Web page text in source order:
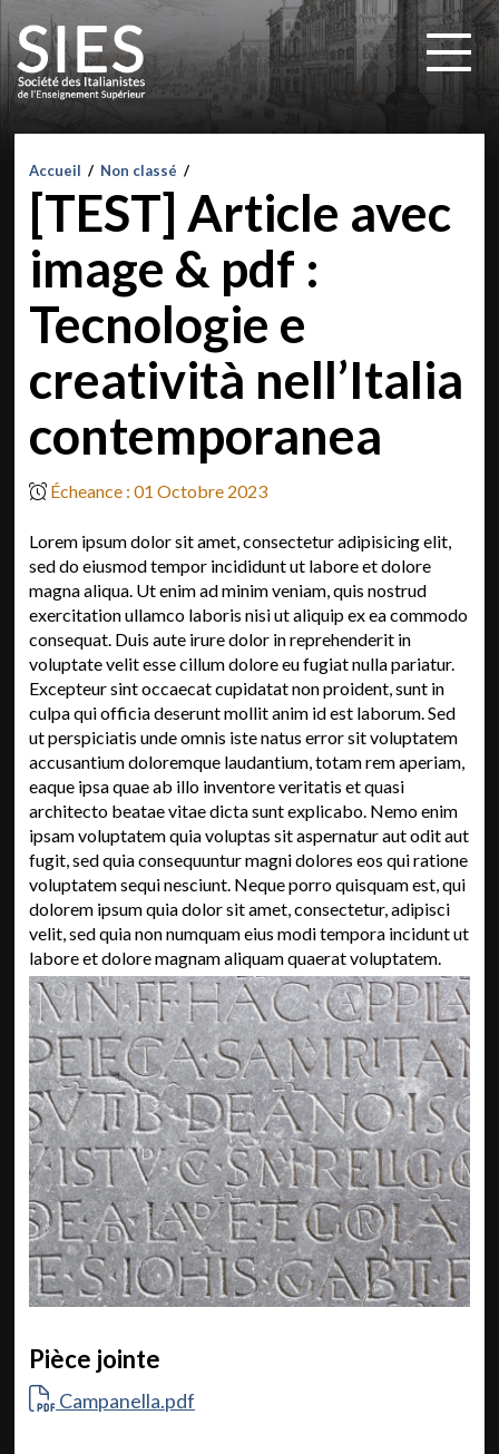
Accueil / Non classé /
[TEST] Article avec
image & pdf :
Tecnologie e
creatività nell’Italia
contemporanea
Écheance : 01 Octobre 2023
Lorem ipsum dolor sit amet, consectetur adipisicing elit,
sed do eiusmod tempor incididunt ut labore et dolore
magna aliqua. Ut enim ad minim veniam, quis nostrud
exercitation ullamco laboris nisi ut aliquip ex ea commodo
consequat. Duis aute irure dolor in reprehenderit in
voluptate velit esse cillum dolore eu fugiat nulla pariatur.
Excepteur sint occaecat cupidatat non proident, sunt in
culpa qui officia deserunt mollit anim id est laborum. Sed
ut perspiciatis unde omnis iste natus error sit voluptatem
accusantium doloremque laudantium, totam rem aperiam,
eaque ipsa quae ab illo inventore veritatis et quasi
architecto beatae vitae dicta sunt explicabo. Nemo enim
ipsam voluptatem quia voluptas sit aspernatur aut odit aut
fugit, sed quia consequuntur magni dolores eos qui ratione
voluptatem sequi nesciunt. Neque porro quisquam est, qui
dolorem ipsum quia dolor sit amet, consectetur, adipisci
velit, sed quia non numquam eius modi tempora incidunt ut
labore et dolore magnam aliquam quaerat voluptatem.
Pièce jointe
Campanella.pdf